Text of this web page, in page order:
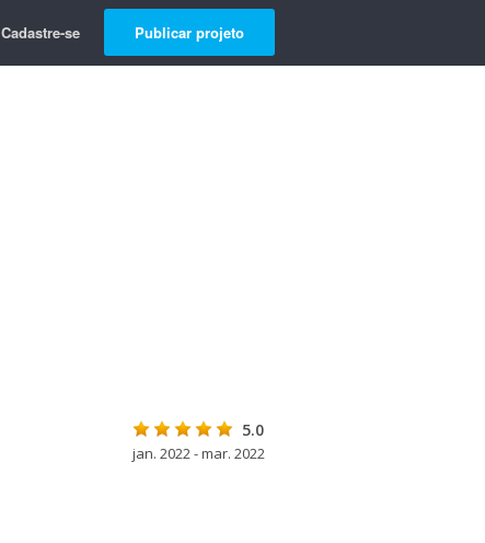
Cadastre-se Publicar projeto
5.0
jan. 2022 - mar. 2022